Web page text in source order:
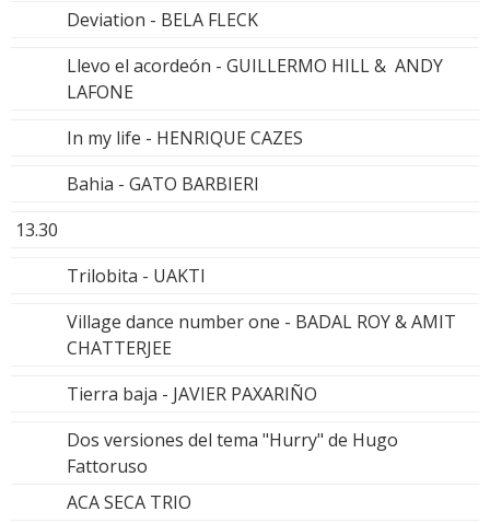
Deviation - BELA FLECK
Llevo el acordeón - GUILLERMO HILL & ANDY
LAFONE
In my life - HENRIQUE CAZES
Bahia - GATO BARBIERI
13.30
Trilobita - UAKTI
Village dance number one - BADAL ROY & AMIT
CHATTERJEE
Tierra baja - JAVIER PAXARIÑO
Dos versiones del tema "Hurry" de Hugo
Fattoruso
ACA SECA TRIO